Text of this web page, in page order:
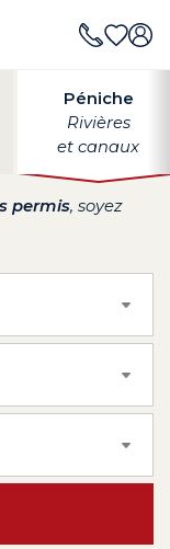
Péniche
Rivières
et canaux
permis, soyez